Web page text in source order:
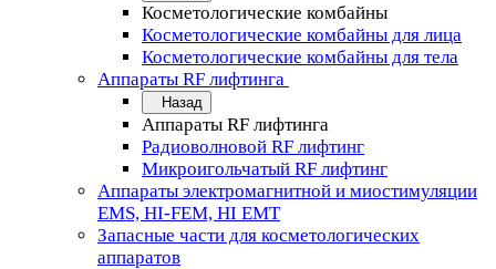
Косметологические комбайны
Косметологические комбайны для лица
Косметологические комбайны для тела
Аппараты RF лифтинга
Назад
Аппараты RF лифтинга
Радиоволновой RF лифтинг
Микроигольчатый RF лифтинг
Аппараты электромагнитной и миостимуляции
EMS, HI-FEM, HI EMT
Запасные части для косметологических
аппаратов